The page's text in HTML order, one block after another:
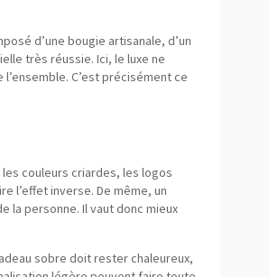
d’une bougie artisanale, d’un
très réussie. Ici, le luxe ne
C’est précisément ce
couleurs criardes, les logos
l’effet inverse. De même, un
la personne. Il vaut donc mieux
sobre doit rester chaleureux,